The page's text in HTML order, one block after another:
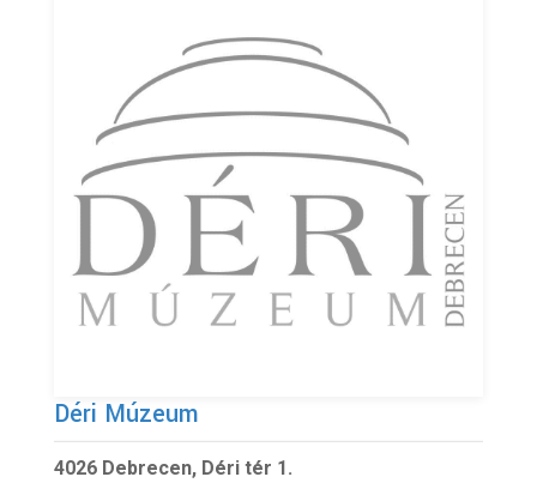
Déri Múzeum
4026 Debrecen, Déri tér 1.